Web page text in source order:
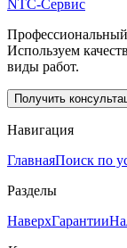
NTC-Сервис
Используем
виды работ.
Получить
Навигация
ГлавнаяПоиск по
Разделы
НаверхГарантии